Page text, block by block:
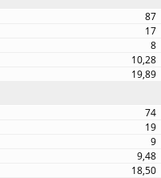
87
17
8
10,28
19,89
74
19
9
9,48
18,50